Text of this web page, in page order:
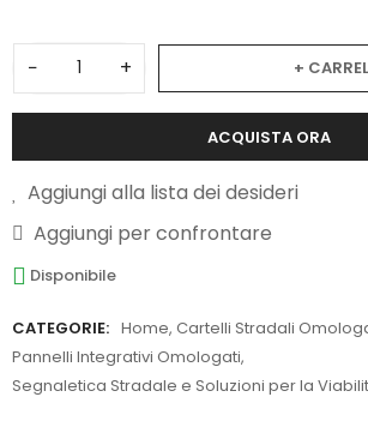
− + +
ACQUISTA ORA
Aggiungi alla lista dei desideri
Aggiungi per confrontare
Disponibile
CATEGORIE: Home, Cartelli Stradali
Pannelli Integrativi Omologati,
Segnaletica Stradale e Soluzioni per la